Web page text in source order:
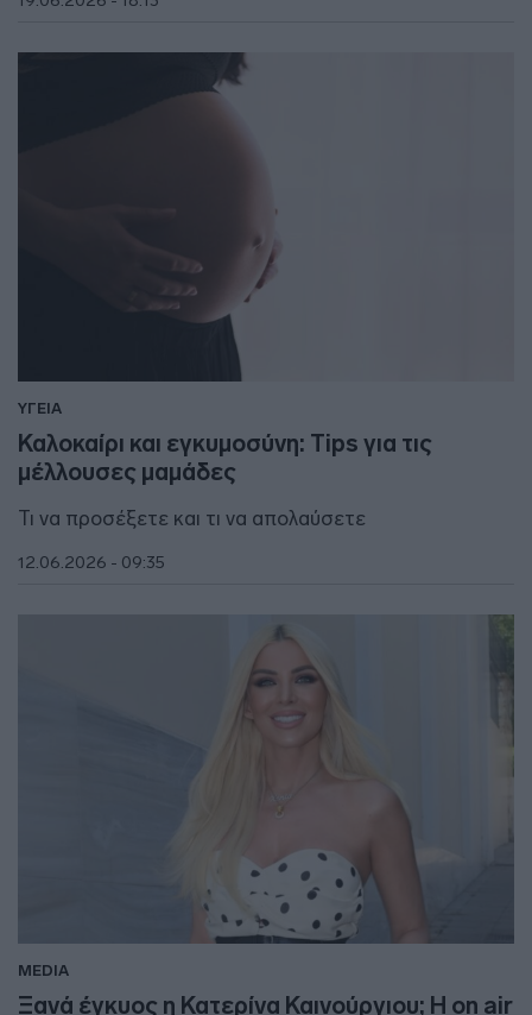
ΥΓΕΙΑ
Καλοκαίρι και εγκυμοσύνη: Tips για τις
μέλλουσες μαμάδες
Τι να προσέξετε και τι να απολαύσετε
12.06.2026 - 09:35
MEDIA
Ξανά έγκυος η Κατερίνα Καινούργιου; Η on air